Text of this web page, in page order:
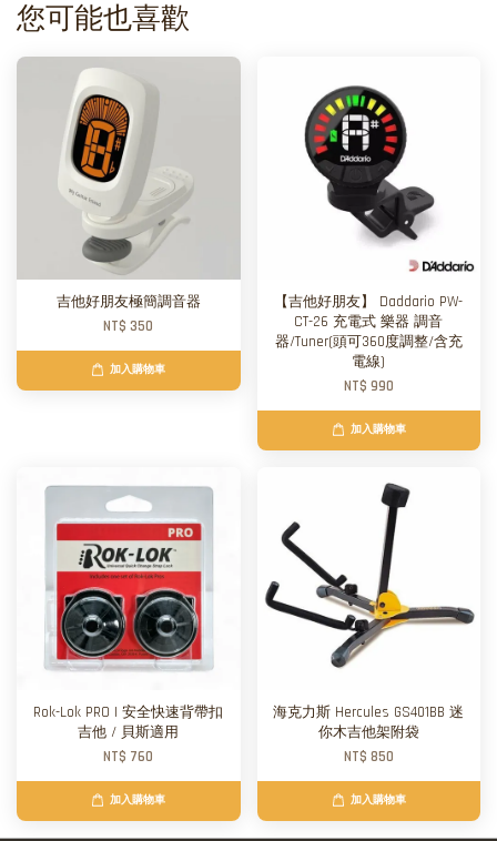
您可能也喜歡
吉他好朋友極簡調音器
NT$ 350
加入購物車
【吉他好朋友】 Daddario PW-
CT-26 充電式 樂器 調音
器/Tuner(頭可360度調整/含充
電線)
NT$ 990
加入購物車
Rok-Lok PRO | 安全快速背帶扣
吉他 / 貝斯適用
NT$ 760
加入購物車
海克力斯 Hercules GS401BB 迷
你木吉他架附袋
NT$ 850
加入購物車